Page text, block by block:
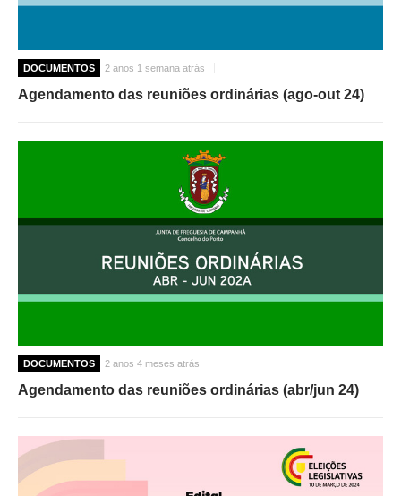
DOCUMENTOS 2 anos 1 semana atrás
Agendamento das reuniões ordinárias (ago-out 24)
DOCUMENTOS 2 anos 4 meses atrás
Agendamento das reuniões ordinárias (abr/jun 24)